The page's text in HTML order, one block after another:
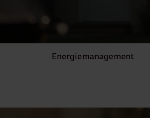
Energiemanagement